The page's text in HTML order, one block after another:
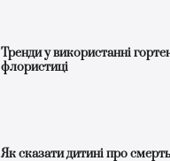
Тренди у використанні
флористиці
Як сказати дитині про